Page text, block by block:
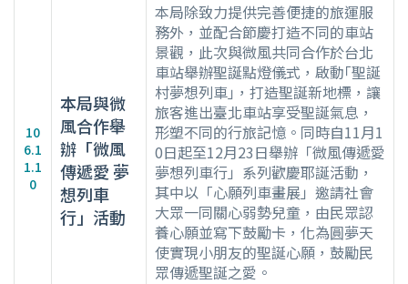
10
6.1
1.1
0
本局與微
風合作舉
辦「微風
傳遞愛 夢
想列車
行」活動
本局除致力提供完善便捷的旅運服
務外，並配合節慶打造不同的車站
景觀，此次與微風共同合作於台北
車站舉辦聖誕點燈儀式，啟動｢聖誕
村夢想列車｣，打造聖誕新地標，讓
旅客進出臺北車站享受聖誕氣息，
形塑不同的行旅記憶。同時自11月1
0日起至12月23日舉辦「微風傳遞愛
夢想列車行」系列歡慶耶誕活動，
其中以「心願列車畫展」邀請社會
大眾一同關心弱勢兒童，由民眾認
養心願並寫下鼓勵卡，化為圓夢天
使實現小朋友的聖誕心願，鼓勵民
眾傳遞聖誕之愛。